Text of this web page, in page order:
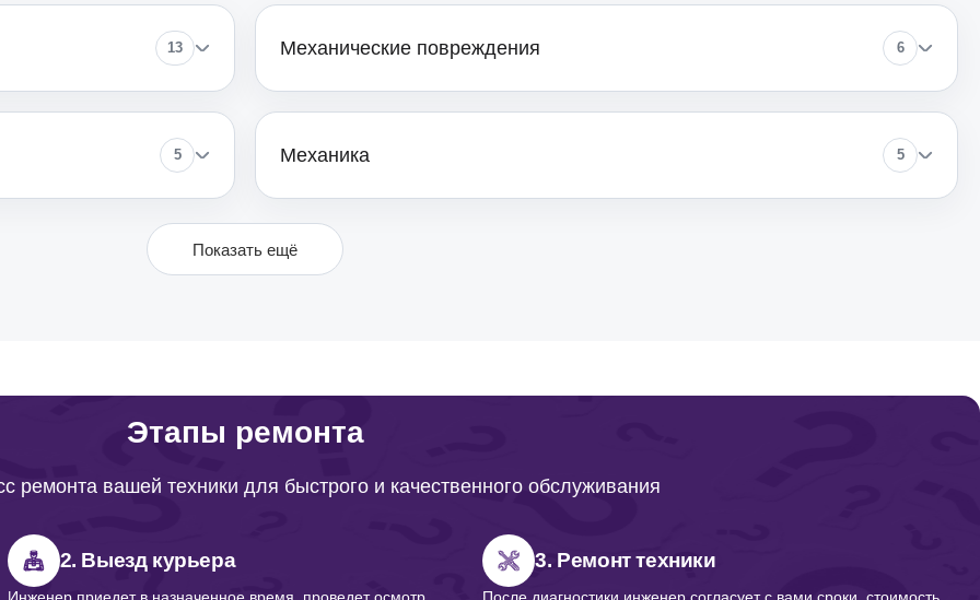
от 100
от 40 1450
от 60 500
от 70 500
550
13 Механические повреждения 6
5 Механика 5
Показать ещё
Этапы ремонта
ремонта вашей техники для быстрого и качественного обслуживания
2. Выезд курьера 3. Ремонт техники